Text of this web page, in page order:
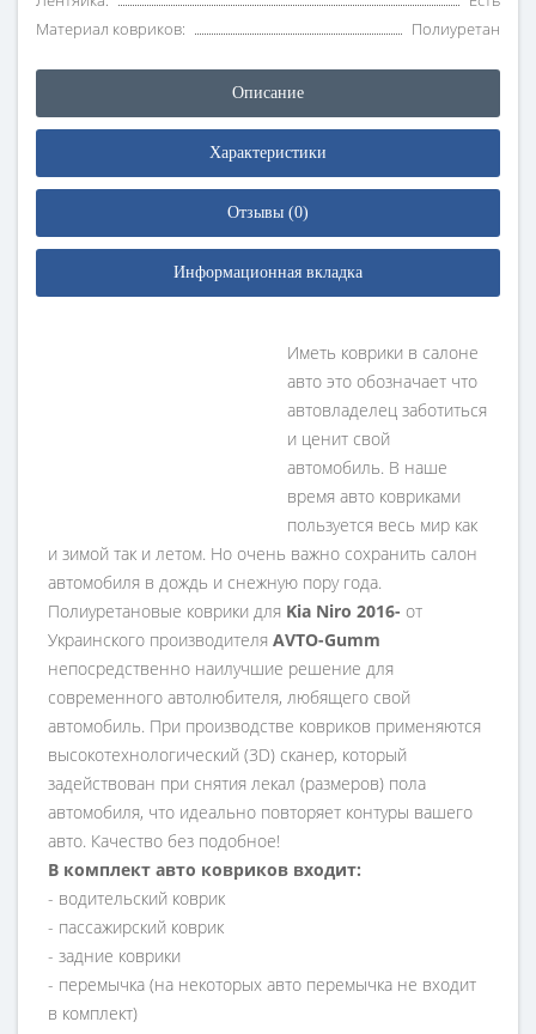
Материал ковриков:
Полиуретан
Описание
Характеристики
Отзывы (0)
Информационная вкладка
Иметь коврики в салоне
авто это обозначает что
автовладелец заботиться
и ценит свой
автомобиль. В наше
время авто ковриками
пользуется весь мир как
и зимой так и летом. Но очень важно сохранить салон
автомобиля в дождь и снежную пору года.
Полиуретановые коврики для Kia Niro 2016- от
Украинского производителя AVTO-Gumm
непосредственно наилучшие решение для
современного автолюбителя, любящего свой
автомобиль. При производстве ковриков применяются
высокотехнологический (3D) сканер, который
задействован при снятия лекал (размеров) пола
автомобиля, что идеально повторяет контуры вашего
авто. Качество без подобное!
В комплект авто ковриков входит:
- водительский коврик
- пассажирский коврик
- задние коврики
- перемычка (на некоторых авто перемычка не входит
в комплект)